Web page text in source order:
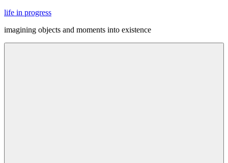
Skip
content
life in progress
imagining objects and moments into existence